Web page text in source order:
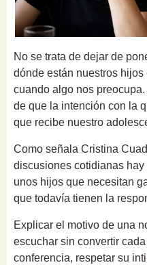
No se trata de dejar de
dónde están nuestros
cuando algo nos
de que la intención con la
que recibe nuestro
Como señala Cristina
discusiones cotidianas
unos hijos que necesitan
que todavía tienen la
Explicar el motivo de una
escuchar sin convertir
conferencia, respetar su